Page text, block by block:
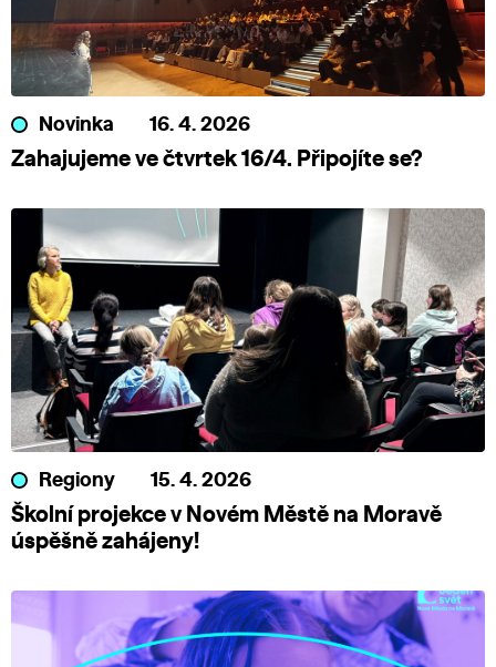
Novinka 16. 4. 2026
Zahajujeme ve čtvrtek 16/4. Připojíte se?
Regiony 15. 4. 2026
Školní projekce v Novém Městě na Moravě
úspěšně zahájeny!